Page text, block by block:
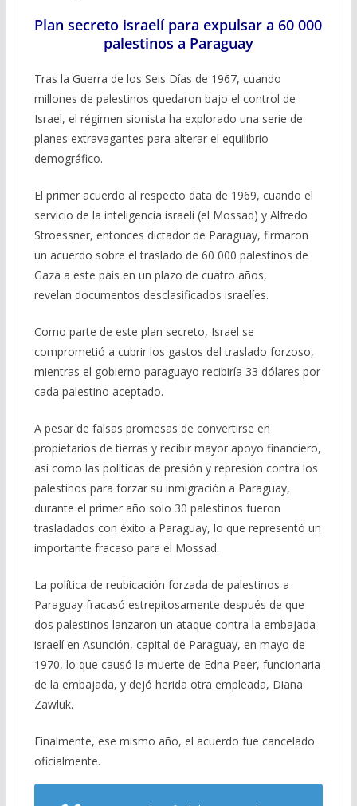
Plan secreto israelí para expulsar a 60 000
palestinos a Paraguay
Tras la Guerra de los Seis Días de 1967, cuando
millones de palestinos quedaron bajo el control de
Israel, el régimen sionista ha explorado una serie de
planes extravagantes para alterar el equilibrio
demográfico.
El primer acuerdo al respecto data de 1969, cuando el
servicio de la inteligencia israelí (el Mossad) y Alfredo
Stroessner, entonces dictador de Paraguay, firmaron
un acuerdo sobre el traslado de 60 000 palestinos de
Gaza a este país en un plazo de cuatro años,
revelan documentos desclasificados israelíes.
Como parte de este plan secreto, Israel se
comprometió a cubrir los gastos del traslado forzoso,
mientras el gobierno paraguayo recibiría 33 dólares por
cada palestino aceptado.
A pesar de falsas promesas de convertirse en
propietarios de tierras y recibir mayor apoyo financiero,
así como las políticas de presión y represión contra los
palestinos para forzar su inmigración a Paraguay,
durante el primer año solo 30 palestinos fueron
trasladados con éxito a Paraguay, lo que representó un
importante fracaso para el Mossad.
La política de reubicación forzada de palestinos a
Paraguay fracasó estrepitosamente después de que
dos palestinos lanzaron un ataque contra la embajada
israelí en Asunción, capital de Paraguay, en mayo de
1970, lo que causó la muerte de Edna Peer, funcionaria
de la embajada, y dejó herida otra empleada, Diana
Zawluk.
Finalmente, ese mismo año, el acuerdo fue cancelado
oficialmente.